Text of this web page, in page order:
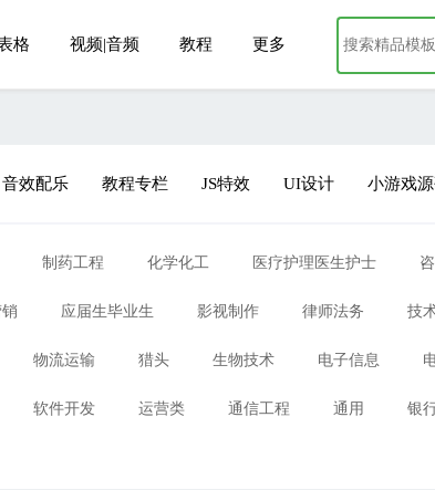
格 视频|音频 教程 更多
音效配乐 教程专栏 JS特效 UI设计 小游戏
制药工程 化学化工 医疗护理医生护士
应届生毕业生 影视制作 律师法务 技
物流运输 猎头 生物技术 电子信息
软件开发 运营类 通信工程 通用 银